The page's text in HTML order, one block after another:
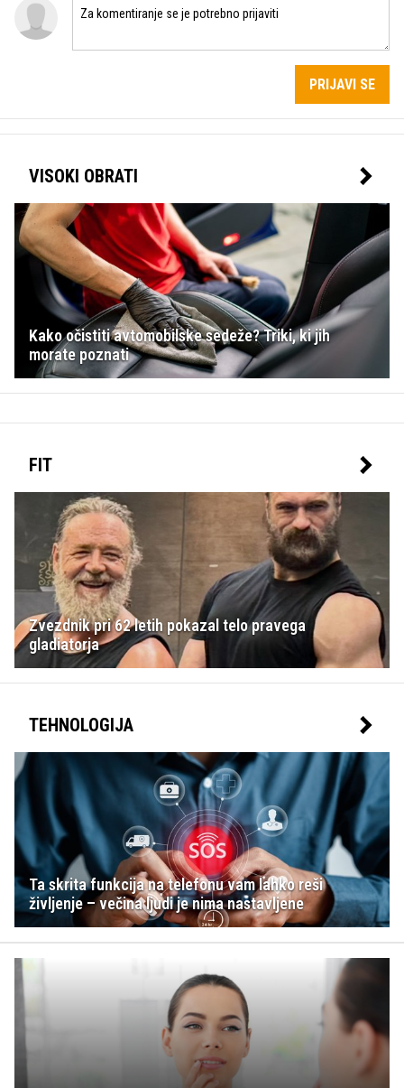
PRIJAVI SE
VISOKI OBRATI
Kako očistiti avtomobilske sedeže? Triki, ki jih
morate poznati
FIT
Zvezdnik pri 62 letih pokazal telo pravega
gladiatorja
TEHNOLOGIJA
Ta skrita funkcija na telefonu vam lahko reši
življenje – večina ljudi je nima nastavljene